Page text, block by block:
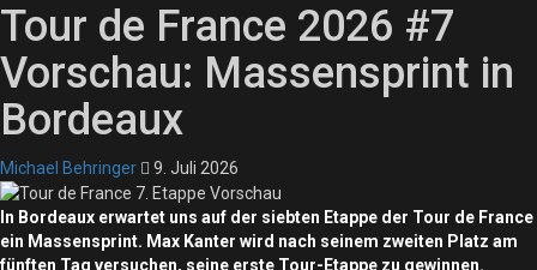
Tour de France 2026 #7
Vorschau: Massensprint in
Bordeaux
Michael Behringer 9. Juli 2026
In Bordeaux erwartet uns auf der siebten Etappe der Tour de France
ein Massensprint. Max Kanter wird nach seinem zweiten Platz am
fünften Tag versuchen, seine erste Tour-Etappe zu gewinnen.